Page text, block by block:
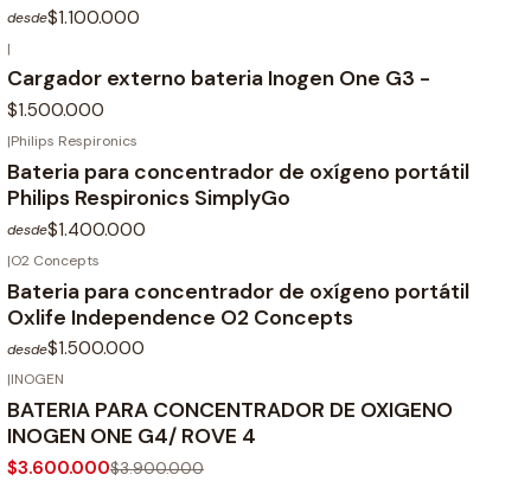
desde$1.100.000
|
Cargador externo bateria Inogen One G3 -
$1.500.000
|Philips Respironics
Bateria para concentrador de oxígeno portátil
Philips Respironics SimplyGo
desde$1.400.000
|O2 Concepts
Bateria para concentrador de oxígeno portátil
Oxlife Independence O2 Concepts
desde$1.500.000
|INOGEN
BATERIA PARA CONCENTRADOR DE OXIGENO
INOGEN ONE G4/ ROVE 4
$3.600.000$3.900.000